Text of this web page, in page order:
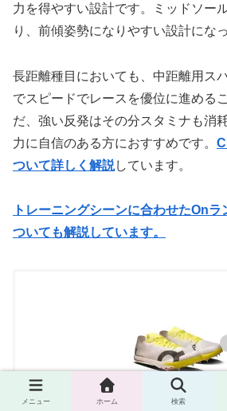
力を得やすい設計です。ミッドソー
り、前傾姿勢になりやすい設計にな
長距離種目においても、中距離用ス
でスピードでレースを優位に進める
だ、強い反発はその分スタミナも消
力に自信のある方におすすめです。
ついて詳しく解説しています。
トレーニングシーンに合わせたOn
ついても解説しています。
ON（オン） Cloudspike
メニュー ホーム 検索